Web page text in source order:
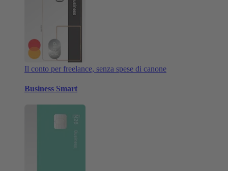
Il conto per freelance, senza spese di canone
Business Smart